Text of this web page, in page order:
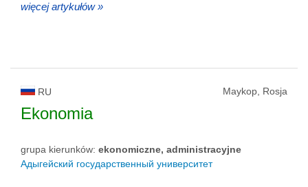
więcej artykułów »
RU Maykop, Rosja
Ekonomia
grupa kierunków: ekonomiczne, administracyjne
Адыгейский государственный университет